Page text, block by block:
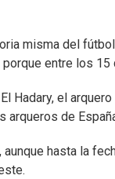
misma del
entre los
el
arqueros de
hasta la